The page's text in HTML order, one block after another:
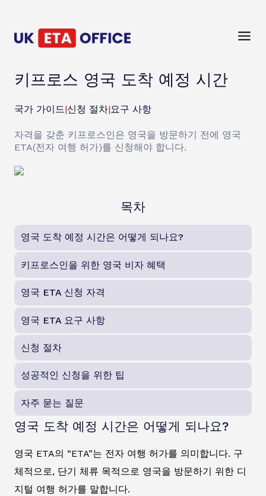
키프로스 영국 도착 예정 시간
국가 가이드|신청 절차|요구 사항
자격을 갖춘 키프로스인은 영국을 방문하기 전에 영국
ETA(전자 여행 허가)를 신청해야 합니다.
목차
영국 도착 예정 시간은 어떻게 되나요?
키프로스인을 위한 영국 비자 혜택
영국 ETA 신청 자격
영국 ETA 요구 사항
신청 절차
성공적인 신청을 위한 팁
자주 묻는 질문
영국 도착 예정 시간은 어떻게 되나요?
영국 ETA의 “ETA”는 전자 여행 허가를 의미합니다. 구
체적으로, 단기 체류 목적으로 영국을 방문하기 위한 디
지털 여행 허가를 말합니다.